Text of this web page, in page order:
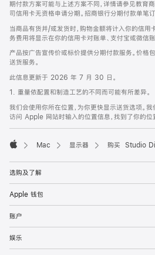
期付款方案可能与上述方案不同，详情请参见教育
司信用卡无资格申请分期。招商银行分期付款单
当商品有货并/或发货时，购物金额将计入你的信用
务费用将显示在你的信用卡对账单、支付宝或微信账
产品按广告宣传价或标价提供分期付款服务。价格
送货服务。
此信息更新于 2026 年 7 月 30 日。
1. 重量依配置和制造工艺的不同而可能有所差异。
我们会使用你所在位置，为你更快显示送货选项。
访问 Apple 网站时输入的位置信息，找到了你的位
Mac 显示器 购买 Studio
选购及了解
Apple 钱包
账户
娱乐